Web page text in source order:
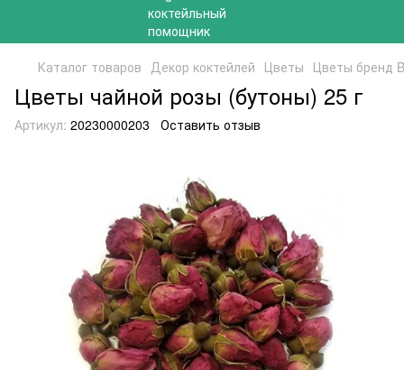
Каталог товаров Декор коктейлей Цветы Цветы бренд
Цветы чайной розы (бутоны) 25 г
Артикул: 20230000203 Оставить отзыв